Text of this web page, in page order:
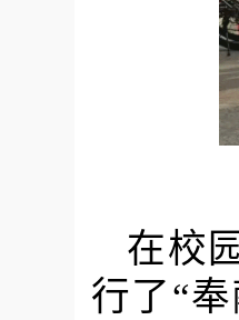
在校
行了“